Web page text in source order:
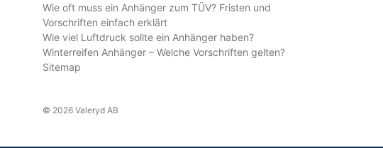
Wie oft muss ein Anhänger zum TÜV? Fristen und
Vorschriften einfach erklärt
Wie viel Luftdruck sollte ein Anhänger haben?
Winterreifen Anhänger – Welche Vorschriften gelten?
Sitemap
© 2026 Valeryd AB